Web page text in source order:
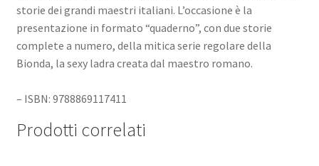
storie dei grandi maestri italiani. L’occasione è la
presentazione in formato “quaderno”, con due storie
complete a numero, della mitica serie regolare della
Bionda, la sexy ladra creata dal maestro romano.
– ISBN: 9788869117411
Prodotti correlati